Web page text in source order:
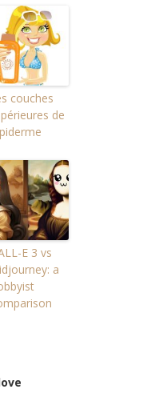
couches
de
E 3 vs
a